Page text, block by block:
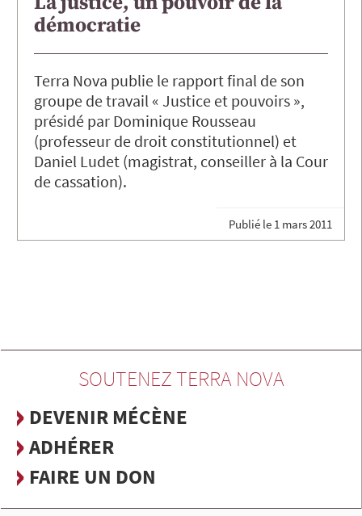
démocratie
Terra Nova publie le rapport final de son
groupe de travail « Justice et pouvoirs »,
présidé par Dominique Rousseau
(professeur de droit constitutionnel) et
Daniel Ludet (magistrat, conseiller à la Cour
de cassation).
Publié le 1 mars 2011
SOUTENEZ TERRA NOVA
DEVENIR MÉCÈNE
ADHÉRER
FAIRE UN DON